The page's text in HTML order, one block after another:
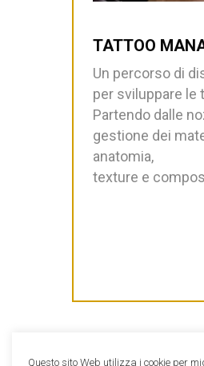
TATTOO
Un percorso di
per sviluppare le
Partendo dalle
gestione dei
anatomia,
texture e
Questo sito Web utilizza i cookie per